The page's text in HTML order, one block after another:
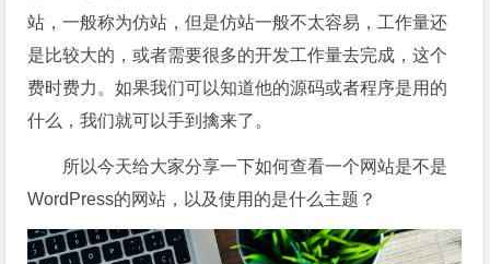
站，一般称为仿站，但是仿站一般不太容易，工作量还
是比较大的，或者需要很多的开发工作量去完成，这个
费时费力。如果我们可以知道他的源码或者程序是用的
什么，我们就可以手到擒来了。
所以今天给大家分享一下如何查看一个网站是不是
WordPress的网站，以及使用的是什么主题？